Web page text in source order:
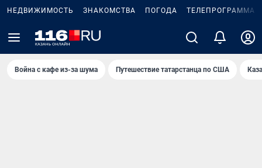
НЕДВИЖИМОСТЬ ЗНАКОМСТВА ПОГОДА ТЕЛЕПРОГРАММА
Война с кафе из-за шума Путешествие татарстанца по США